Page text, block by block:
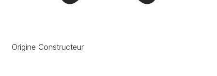
Origine Constructeur